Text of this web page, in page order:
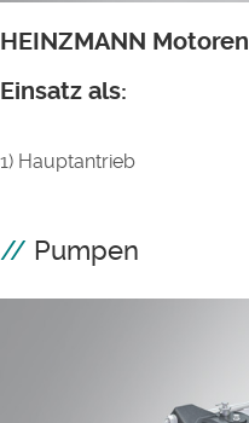
HEINZMANN
Einsatz als:
1) Hauptantrieb
Pumpen